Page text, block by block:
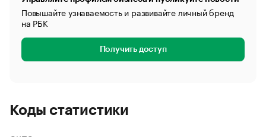
Повышайте узнаваемость и развивайте личный бренд
на РБК
Получить доступ
Коды статистики